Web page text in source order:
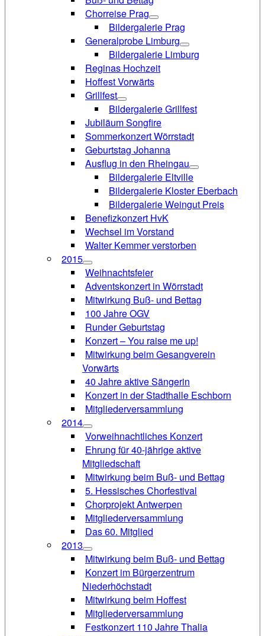
Chorreise Prag
Bildergalerie Prag
Generalprobe Limburg
Bildergalerie Limburg
Reginas Hochzeit
Hoffest Vorwärts
Grillfest
Bildergalerie Grillfest
Jubiläum Songfire
Sommerkonzert Wörrstadt
Geburtstag Johanna
Ausflug in den Rheingau
Bildergalerie Eltville
Bildergalerie Kloster Eberbach
Bildergalerie Weingut Preis
Benefizkonzert HvK
Wechsel im Vorstand
Walter Kemmer verstorben
2015
Weihnachtsfeier
Adventskonzert in Wörrstadt
Mitwirkung Buß- und Bettag
100 Jahre OGV
Runder Geburtstag
Konzert – You raise me up!
Mitwirkung beim Gesangverein
Vorwärts
40 Jahre aktive Sängerin
Konzert in der Stadthalle Eschborn
Mitgliederversammlung
2014
Vorweihnachtliches Konzert
Ehrung für 40-jährige aktive
Mitgliedschaft
Mitwirkung beim Buß- und Bettag
5. Hessisches Chorfestival
Chorprojekt Antwerpen
Mitgliederversammlung
Das 60. Mitglied
2013
Mitwirkung beim Buß- und Bettag
Konzert im Bürgerzentrum
Niederhöchstadt
Mitwirkung beim Hoffest
Mitgliederversammlung
Festkonzert 110 Jahre Thalia